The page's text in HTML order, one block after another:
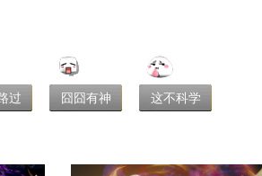
过 囧囧有神 这不科学